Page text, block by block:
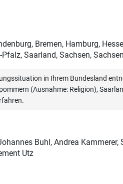
Bremen, Hamburg,
Saarland, Sachsen,
in Ihrem Bundesland
(Ausnahme: Religion),
Buhl, Andrea
Utz